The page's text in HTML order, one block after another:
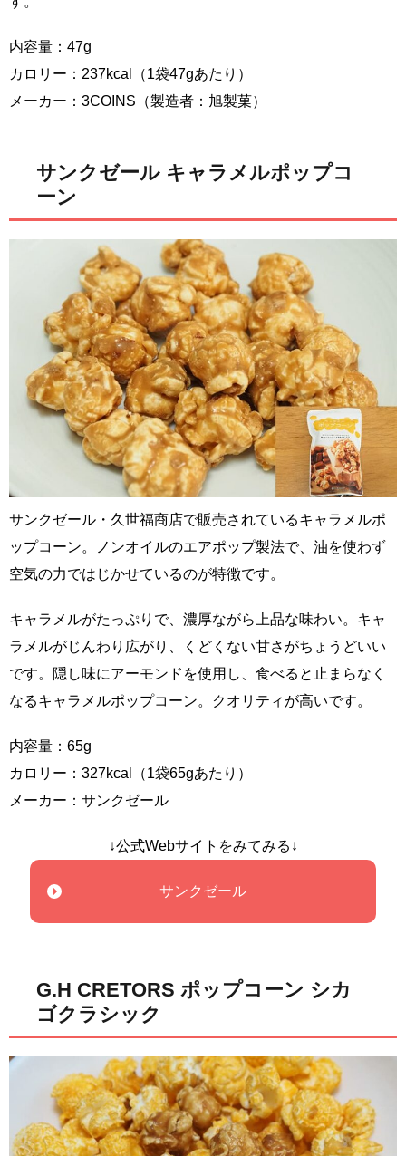
内容量：47g
カロリー：237kcal（1袋47gあたり）
メーカー：3COINS（製造者：旭製菓）
サンクゼール キャラメルポップコ
ーン
サンクゼール・久世福商店で販売されているキャラメルポ
ップコーン。ノンオイルのエアポップ製法で、油を使わず
空気の力ではじかせているのが特徴です。
キャラメルがたっぷりで、濃厚ながら上品な味わい。キャ
ラメルがじんわり広がり、くどくない甘さがちょうどいい
です。隠し味にアーモンドを使用し、食べると止まらなく
なるキャラメルポップコーン。クオリティが高いです。
内容量：65g
カロリー：327kcal（1袋65gあたり）
メーカー：サンクゼール
↓公式Webサイトをみてみる↓
サンクゼール
G.H CRETORS ポップコーン シカ
ゴクラシック